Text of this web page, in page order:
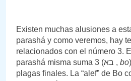
Existen muchas alusiones a
parashá y como veremos, hay
relacionados con el número 3.
parashá misma suma 3 (בא , bo
plagas finales. La “alef” de Bo